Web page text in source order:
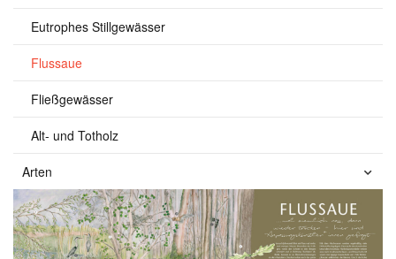
Eutrophes Stillgewässer
Flussaue
Fließgewässer
Alt- und Totholz
Arten